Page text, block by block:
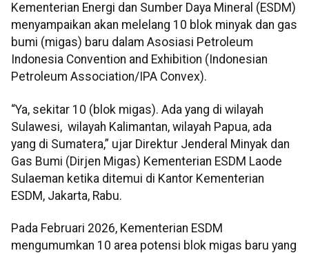
Kementerian Energi dan Sumber Daya Mineral (ESDM)
menyampaikan akan melelang 10 blok minyak dan gas
bumi (migas) baru dalam Asosiasi Petroleum
Indonesia Convention and Exhibition (Indonesian
Petroleum Association/IPA Convex).
“Ya, sekitar 10 (blok migas). Ada yang di wilayah
Sulawesi, wilayah Kalimantan, wilayah Papua, ada
yang di Sumatera,” ujar Direktur Jenderal Minyak dan
Gas Bumi (Dirjen Migas) Kementerian ESDM Laode
Sulaeman ketika ditemui di Kantor Kementerian
ESDM, Jakarta, Rabu.
Pada Februari 2026, Kementerian ESDM
mengumumkan 10 area potensi blok migas baru yang